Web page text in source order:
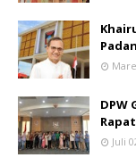
DPW
Juli